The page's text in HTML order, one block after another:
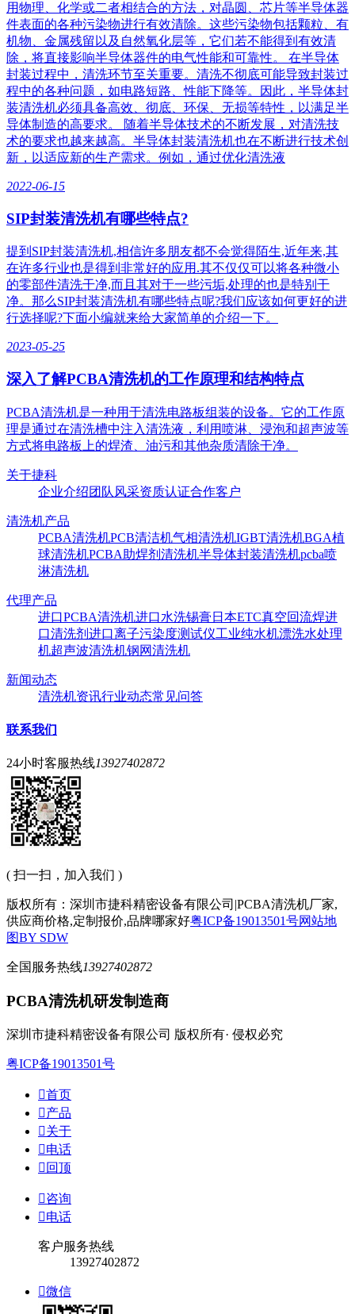
用物理、化学或二者相结合的方法，对晶圆、芯片等半导体器
件表面的各种污染物进行有效清除。这些污染物包括颗粒、有
机物、金属残留以及自然氧化层等，它们若不能得到有效清
除，将直接影响半导体器件的电气性能和可靠性。 在半导体
封装过程中，清洗环节至关重要。清洗不彻底可能导致封装过
程中的各种问题，如电路短路、性能下降等。因此，半导体封
装清洗机必须具备高效、彻底、环保、无损等特性，以满足半
导体制造的高要求。 随着半导体技术的不断发展，对清洗技
术的要求也越来越高。半导体封装清洗机也在不断进行技术创
新，以适应新的生产需求。例如，通过优化清洗液
2022-06-15
SIP封装清洗机有哪些特点?
提到SIP封装清洗机,相信许多朋友都不会觉得陌生,近年来,其
在许多行业也是得到非常好的应用.其不仅仅可以将各种微小
的零部件清洗干净,而且其对于一些污垢,处理的也是特别干
净。那么SIP封装清洗机有哪些特点呢?我们应该如何更好的进
行选择呢?下面小编就来给大家简单的介绍一下。
2023-05-25
深入了解PCBA清洗机的工作原理和结构特点
​PCBA清洗机是一种用于清洗电路板组装的设备。它的工作原
理是通过在清洗槽中注入清洗液，利用喷淋、浸泡和超声波等
方式将电路板上的焊渣、油污和其他杂质清除干净。
关于捷科
企业介绍团队风采资质认证合作客户
清洗机产品
PCBA清洗机PCB清洁机气相清洗机IGBT清洗机BGA植
球清洗机PCBA助焊剂清洗机半导体封装清洗机pcba喷
淋清洗机
代理产品
进口PCBA清洗机进口水洗锡膏 日本ETC真空回流焊进
口清洗剂 进口离子污染度测试仪工业纯水机漂洗水处理
机超声波清洗机钢网清洗机
新闻动态
清洗机资讯行业动态常见问答
联系我们
24小时客服热线13927402872
( 扫一扫，加入我们 )
版权所有：深圳市捷科精密设备有限公司|PCBA清洗机厂家,
供应商价格,定制报价,品牌哪家好粤ICP备19013501号网站地
图BY SDW
全国服务热线13927402872
PCBA清洗机研发制造商
深圳市捷科精密设备有限公司 版权所有· 侵权必究
粤ICP备19013501号
首页
产品
关于
电话
 回顶
咨询
电话
客户服务热线
13927402872
微信